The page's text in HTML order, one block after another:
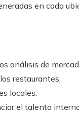
en cada
análisis de
restaurantes.
locales.
el talento